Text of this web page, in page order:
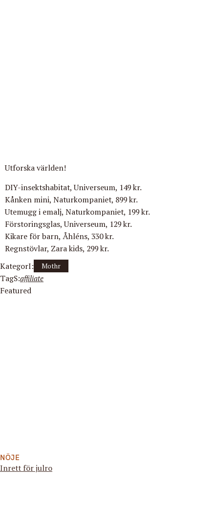
Utforska världen!
DIY-insektshabitat, Universeum, 149 kr.
Kånken mini, Naturkompaniet, 899 kr.
Utemugg i emalj, Naturkompaniet, 199 kr.
Förstoringsglas, Universeum, 129 kr.
Kikare för barn, Åhléns, 330 kr.
Regnstövlar, Zara kids, 299 kr.
KategorI:
Mothr
TagS:affiliate
Featured
NÖJE
Inrett för julro